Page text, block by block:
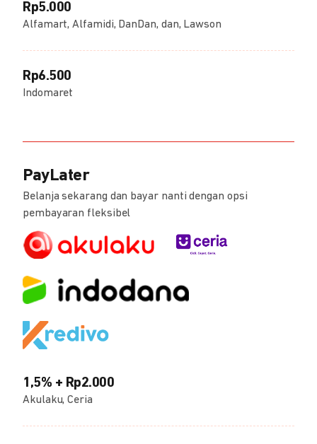
Rp5.000
Alfamart, Alfamidi, DanDan, dan, Lawson
Rp6.500
Indomaret
PayLater
Belanja sekarang dan bayar nanti dengan opsi
pembayaran fleksibel
1,5% + Rp2.000
Akulaku, Ceria